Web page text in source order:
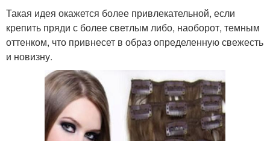
Такая идея окажется более привлекательной, если
крепить пряди с более светлым либо, наоборот, темным
оттенком, что привнесет в образ определенную свежесть
и новизну.